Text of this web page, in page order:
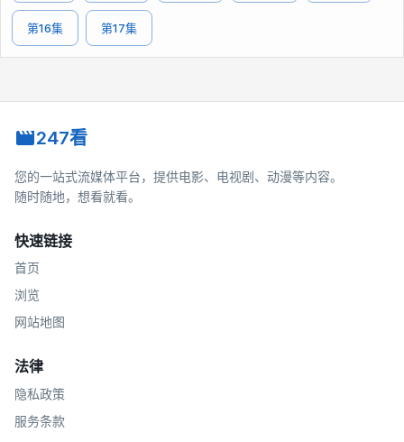
第16集 第17集
247看
您的一站式流媒体平台，提供电影、电视剧、动漫等内容。
随时随地，想看就看。
快速链接
首页
浏览
网站地图
法律
隐私政策
服务条款